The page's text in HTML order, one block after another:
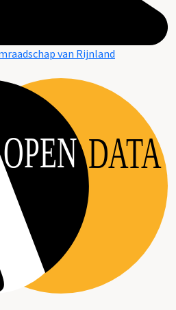
van Rijnland
OPEN DATA